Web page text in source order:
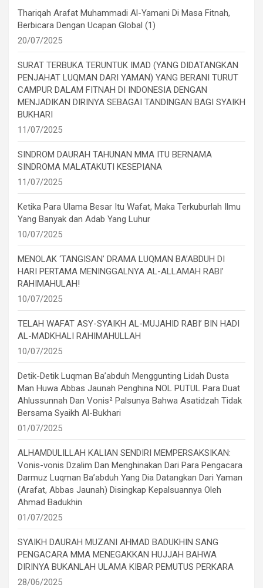
Thariqah Arafat Muhammadi Al-Yamani Di Masa Fitnah,
Berbicara Dengan Ucapan Global (1)
20/07/2025
SURAT TERBUKA TERUNTUK IMAD (YANG DIDATANGKAN
PENJAHAT LUQMAN DARI YAMAN) YANG BERANI TURUT
CAMPUR DALAM FITNAH DI INDONESIA DENGAN
MENJADIKAN DIRINYA SEBAGAI TANDINGAN BAGI SYAIKH
BUKHARI
11/07/2025
SINDROM DAURAH TAHUNAN MMA ITU BERNAMA
SINDROMA MALATAKUTI KESEPIANA
11/07/2025
Ketika Para Ulama Besar Itu Wafat, Maka Terkuburlah Ilmu
Yang Banyak dan Adab Yang Luhur
10/07/2025
MENOLAK ‘TANGISAN’ DRAMA LUQMAN BA’ABDUH DI
HARI PERTAMA MENINGGALNYA AL-ALLAMAH RABI’
RAHIMAHULAH!
10/07/2025
TELAH WAFAT ASY-SYAIKH AL-MUJAHID RABI’ BIN HADI
AL-MADKHALI RAHIMAHULLAH
10/07/2025
Detik-Detik Luqman Ba’abduh Menggunting Lidah Dusta
Man Huwa Abbas Jaunah Penghina NOL PUTUL Para Duat
Ahlussunnah Dan Vonis² Palsunya Bahwa Asatidzah Tidak
Bersama Syaikh Al-Bukhari
01/07/2025
ALHAMDULILLAH KALIAN SENDIRI MEMPERSAKSIKAN:
Vonis-vonis Dzalim Dan Menghinakan Dari Para Pengacara
Darmuz Luqman Ba’abduh Yang Dia Datangkan Dari Yaman
(Arafat, Abbas Jaunah) Disingkap Kepalsuannya Oleh
Ahmad Badukhin
01/07/2025
SYAIKH DAURAH MUZANI AHMAD BADUKHIN SANG
PENGACARA MMA MENEGAKKAN HUJJAH BAHWA
DIRINYA BUKANLAH ULAMA KIBAR PEMUTUS PERKARA
28/06/2025